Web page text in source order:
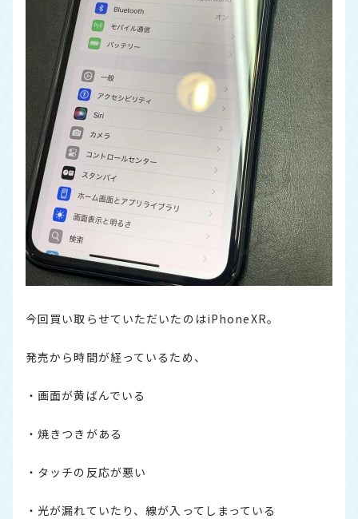
今回買い取らせていただいたのはiPhoneXR。
発売から時間が経っているため、
・画面が黄ばんでいる
・焼きつきがある
・タッチの反応が悪い
・光が漏れていたり、線が入ってしまっている